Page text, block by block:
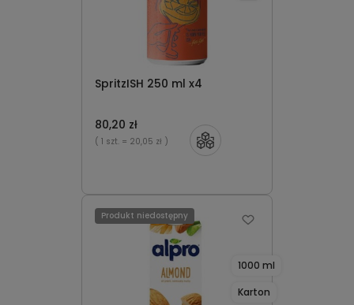
SpritzISH 250 ml x4
80,20 zł
( 1 szt. = 20,05 zł )
1000 ml
Karton
Produkt niedostępny